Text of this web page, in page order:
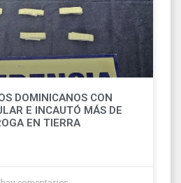
DOMINICANOS CON
E INCAUTÓ MÁS DE
EN TIERRA